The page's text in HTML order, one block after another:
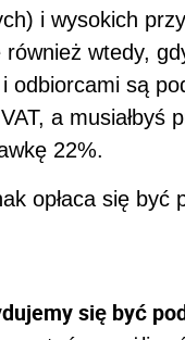
i wysokich
wtedy,
odbiorcami są
a musiałbyś
22%.
opłaca się być
się być